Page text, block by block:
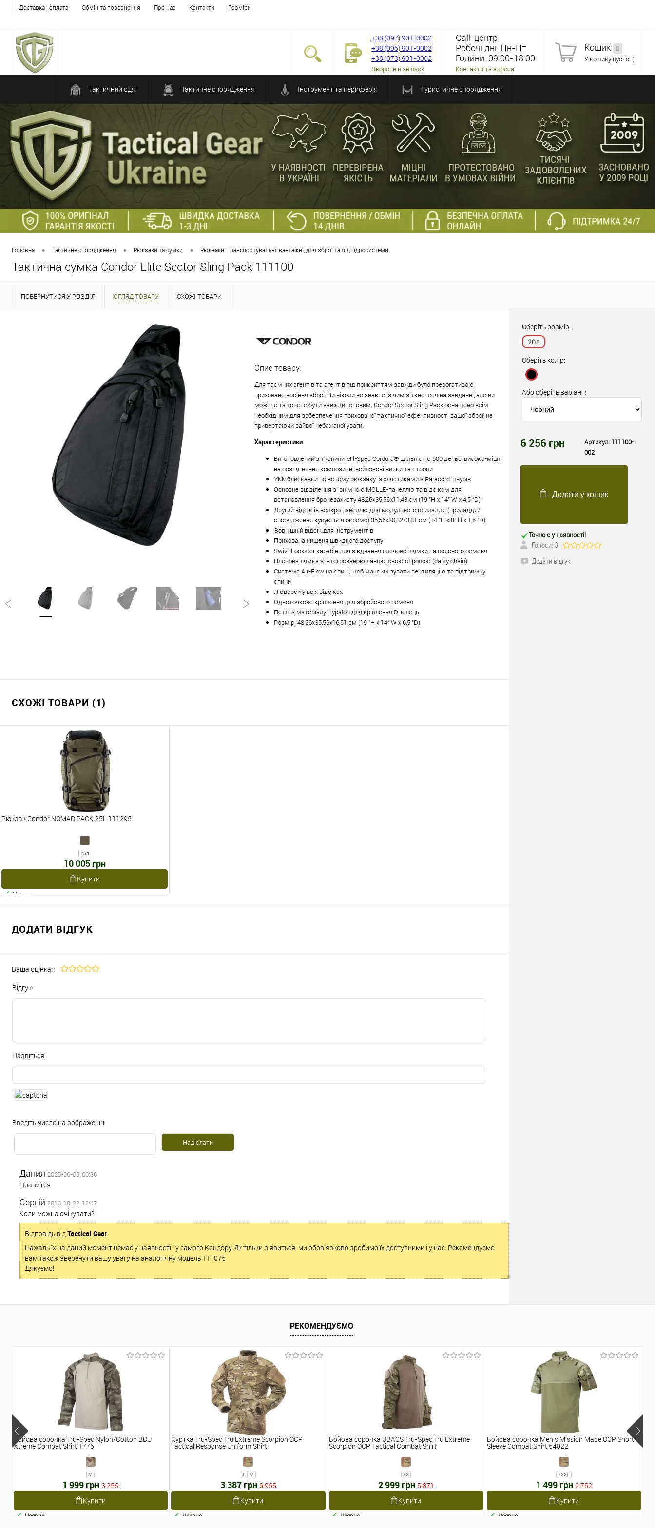
Доставка і оплата Обмін та повернення Про нас Контакти Розміри
+38 (097) 901-0002
+38 (095) 901-0002
+38 (073) 901-0002
Зворотній зв'язок
Call-центр
Робочі дні: Пн-Пт
Години: 09:00-18:00
Контакти та адреса
Кошик
0
У кошику пусто :(
Тактичний одяг Тактичне спорядження Інструмент та периферія Туристичне спорядження
Головна • Тактичне спорядження • Рюкзаки та сумки • Рюкзаки. Транспортувальні, вантажні, для зброї та під гідросистеми
Тактична сумка Condor Elite Sector Sling Pack 111100
ПОВЕРНУТИСЯ У РОЗДІЛ ОГЛЯД ТОВАРУ СХОЖІ ТОВАРИ
Опис товару:
Для таємних агентів та агентів під прикриттям завжди було прерогативою
приховане носіння зброї. Ви ніколи не знаєте із чим зіткнетеся на завданні, але ви
можете та хочете бути завжди готовим. Condor Sector Sling Pack оснащено всім
необхідним для забезпечення прихованої тактичної ефективності вашої зброї, не
привертаючи зайвої небажаної уваги.
Характеристики
Виготовлений з тканини Mil-Spec Cordura® щільністю 500 деньє, високо-міцні
на розтягнення композитні нейлонові нитки та стропи
YKK блискавки по всьому рюкзаку із хлястиками з Paracord шнурів
Основне відділення зі знімною MOLLE-панеллю та відсіком для
встановлення бронезахисту 48,26х35,56х11,43 см (19 "H х 14" W х 4,5 "D)
Другий відсік із велкро панеллю для модульного приладдя (приладдя/
спорядження купується окремо) 35,56х20,32х3,81 см (14 "H х 8" Н х 1,5 "D)
Зовнішній відсік для інструментів;
Прихована кишеня швидкого доступу
Swivi-Lockster карабін для з'єднання плечової лямки та поясного ременя
Плечова лямка з інтегрованою ланцюговою стропою (daisy chain)
Система Air-Flow на спині, щоб максимізувати вентиляцію та підтримку
спини
Люверси у всіх відсіках
Одноточкове кріплення для збройового ременя
Петлі з матеріалу Hypalon для кріплення D-кілець
Розмір: 48,26х35,56х16,51 см (19 "H х 14" W х 6,5 "D)
СХОЖІ ТОВАРИ (1)
Рюкзак Condor NOMAD PACK 25L 111295
25л
10 005 грн
Купити
Наявне
ДОДАТИ ВІДГУК
Ваша оцінка:
Відгук:
Назвіться:
Введіть число на зображенні:
Данил 2025-06-05, 00:36
Нравится
Сергій 2016-10-22, 12:47
Коли можна очікувати?
Відповідь від Tactical Gear:
Нажаль їх на даний момент немає у наявності і у самого Кондору. Як тільки з'явиться, ми обов'язково зробимо їх доступними і у нас. Рекомендуємо
вам також зверенути вашу увагу на аналогічну модель 111075
Дякуємо!
Оберіть розмір:
20л
Оберіть колір:
Або оберіть варіант:
6 256 грн Артикул: 111100-
002
Додати у кошик
Точно є у наявності!
Голоси: 3
Додати відгук
РЕКОМЕНДУЄМО
Бойова сорочка Tru-Spec Nylon/Cotton BDU
Xtreme Combat Shirt 1775
M
1 999 грн 3 255
Купити
Наявне
Куртка Tru-Spec Tru Extreme Scorpion OCP
Tactical Response Uniform Shirt
L M
3 387 грн 6 955
Купити
Наявне
Бойова сорочка UBACS Tru-Spec Tru Extreme
Scorpion OCP Tactical Combat Shirt
XS
2 999 грн 5 871
Купити
Наявне
Бойова сорочка Men's Mission Made OCP Short
Sleeve Combat Shirt 54022
XXXL
1 499 грн 2 752
Купити
Наявне